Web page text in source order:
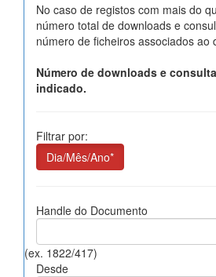
No caso de registos com mais do
número total de downloads e
número de ficheiros associados ao
Número de downloads e
indicado.
Filtrar por:
Dia/Mês/Ano*
Handle do Documento
(ex. 1822/417)
Desde